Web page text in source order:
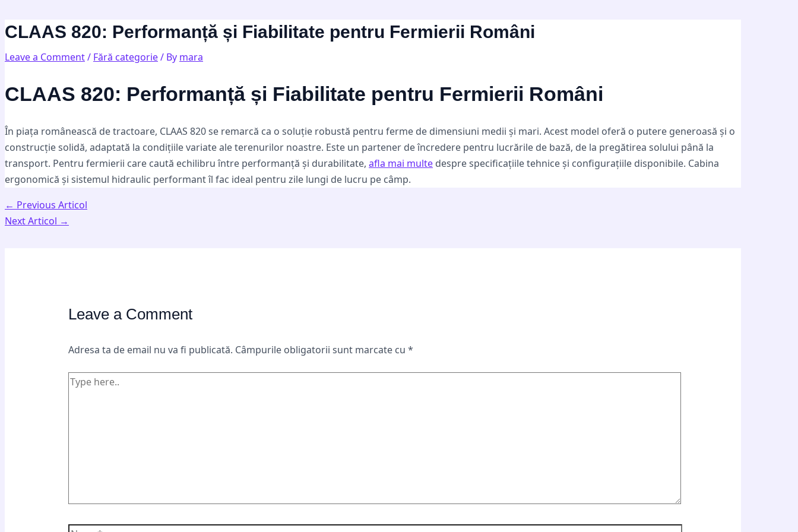
to
content
CLAAS 820: Performanță și Fiabilitate pentru Fermierii Români
Leave a Comment/ Fără categorie/ By mara
CLAAS 820: Performanță și Fiabilitate pentru Fermierii Români
În piața românească de tractoare, CLAAS 820 se remarcă ca o soluție robustă pentru ferme de dimensiuni medii și mari. Acest model oferă o putere generoasă și o
construcție solidă, adaptată la condițiile variate ale terenurilor noastre. Este un partener de încredere pentru lucrările de bază, de la pregătirea solului până la
transport. Pentru fermierii care caută echilibru între performanță și durabilitate, afla mai multe despre specificațiile tehnice și configurațiile disponibile. Cabina
ergonomică și sistemul hidraulic performant îl fac ideal pentru zile lungi de lucru pe câmp.
navigation
← Previous Articol
Next Articol →
Leave a Comment
Adresa ta de email nu va fi publicată. Câmpurile obligatorii sunt marcate cu *
here..